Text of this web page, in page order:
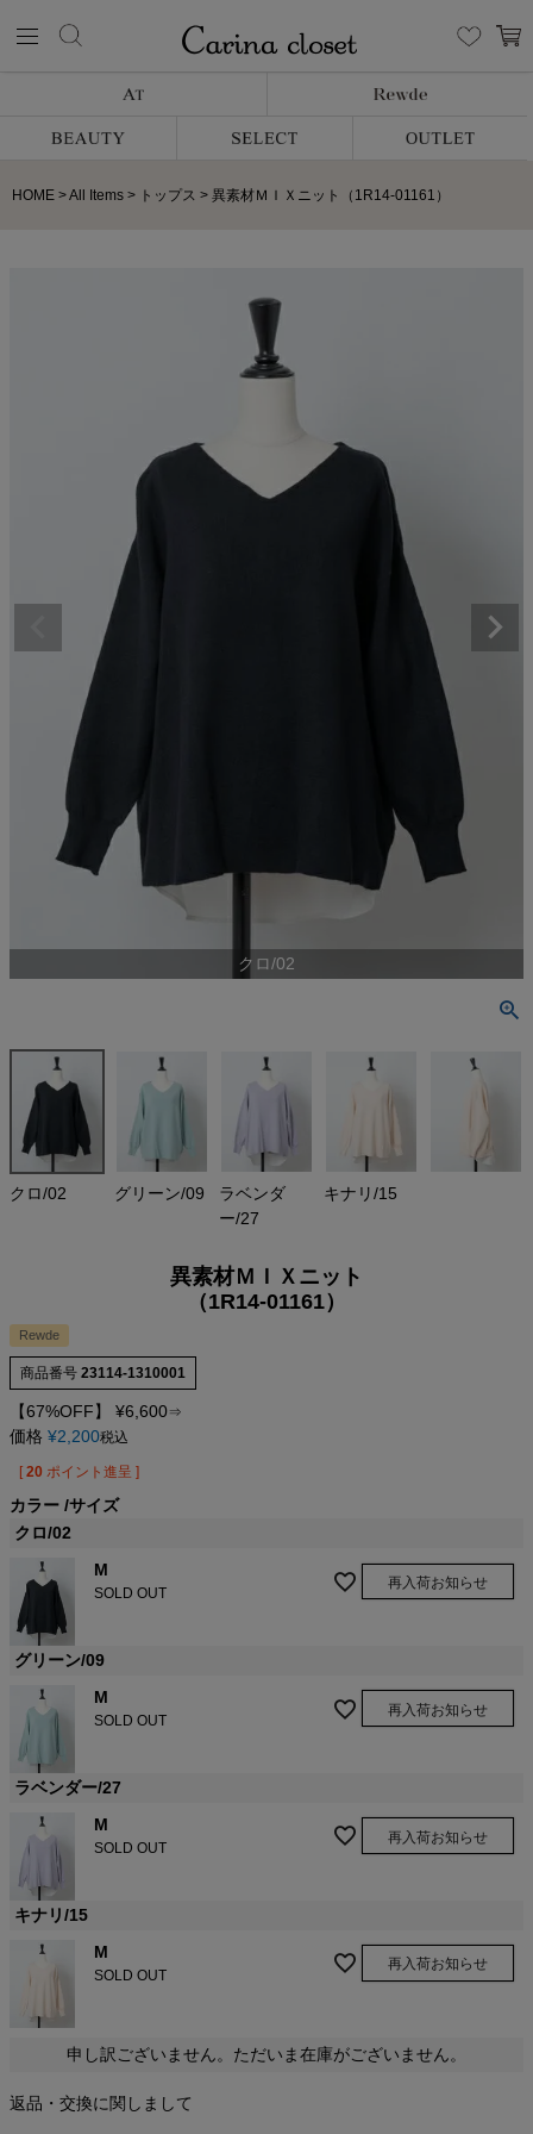
HOME All Items トップス 異素材ＭＩＸニット（1R14-01161）
クロ/02
クロ/02 グリーン/09
ラベンダ
ー/27
キナリ/15
異素材ＭＩＸニット
（1R14-01161）
Rewde
商品番号 23114-1310001
【67%OFF】 ¥6,600⇒
価格 ¥2,200税込
[ 20 ポイント進呈 ]
カラー サイズ
クロ/02
M
SOLD OUT
再入荷お知らせ
グリーン/09
M
SOLD OUT
再入荷お知らせ
ラベンダー/27
M
SOLD OUT
再入荷お知らせ
キナリ/15
M
SOLD OUT
再入荷お知らせ
申し訳ございません。ただいま在庫がございません。
返品・交換に関しまして